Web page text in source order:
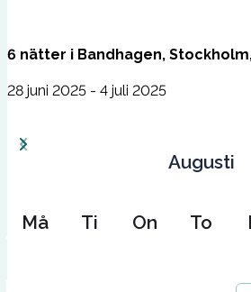
6 nätter i Bandhagen,
28 juni 2025 - 4 juli 2025
Augusti
Må Ti On To